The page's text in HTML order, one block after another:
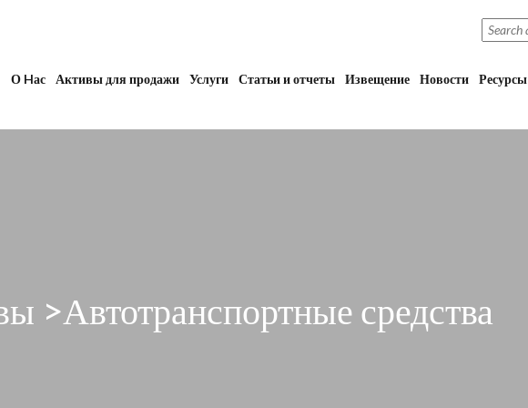
О Hас Активы для продажи Услуги Статьи и отчеты Извещение Новости Ресурсы
>Автотранспортные средства